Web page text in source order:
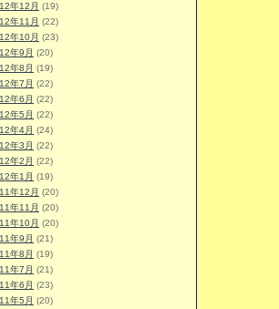
年12月 (19)
年11月 (22)
年10月 (23)
年9月 (20)
年8月 (19)
年7月 (22)
年6月 (22)
年5月 (22)
年4月 (24)
年3月 (22)
年2月 (22)
年1月 (19)
年12月 (20)
年11月 (20)
年10月 (20)
年9月 (21)
年8月 (19)
年7月 (21)
年6月 (23)
年5月 (20)